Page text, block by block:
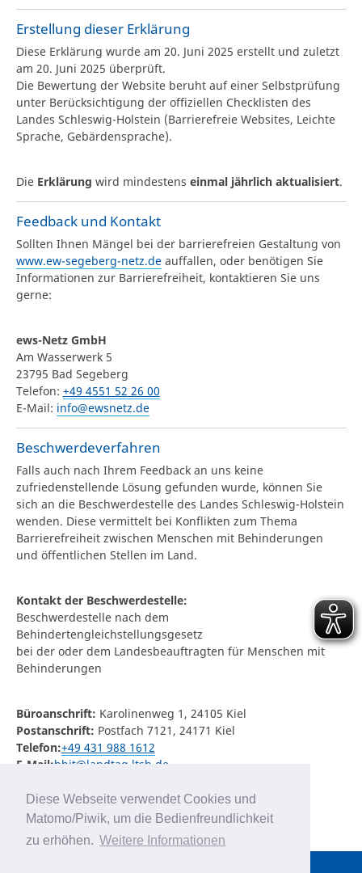
Diese Webseite verwendet Cookies und
Matomo/Piwik, um die Bedienfreundlichkeit
zu erhöhen. Weitere Informationen
Erstellung dieser Erklärung
Diese Erklärung wurde am 20. Juni 2025 erstellt und zuletzt
am 20. Juni 2025 überprüft.
Die Bewertung der Website beruht auf einer Selbstprüfung
unter Berücksichtigung der offiziellen Checklisten des
Landes Schleswig-Holstein (Barrierefreie Websites, Leichte
Sprache, Gebärdensprache).
Die Erklärung wird mindestens einmal jährlich aktualisiert.
Feedback und Kontakt
Sollten Ihnen Mängel bei der barrierefreien Gestaltung von
www.ew-segeberg-netz.deauffallen, oder benötigen Sie
Informationen zur Barrierefreiheit, kontaktieren Sie uns
gerne:
ews-Netz GmbH
Am Wasserwerk 5
23795 Bad Segeberg
Telefon: +49 4551 52 26 00
E-Mail: info@ewsnetz.de
Beschwerdeverfahren
Falls auch nach Ihrem Feedback an uns keine
zufriedenstellende Lösung gefunden wurde, können Sie
sich an die Beschwerdestelle des Landes Schleswig-Holstein
wenden. Diese vermittelt bei Konflikten zum Thema
Barrierefreiheit zwischen Menschen mit Behinderungen
und öffentlichen Stellen im Land.
Kontakt der Beschwerdestelle:
Beschwerdestelle nach dem
Behindertengleichstellungsgesetz
bei der oder dem Landesbeauftragten für Menschen mit
Behinderungen
Büroanschrift: Karolinenweg 1, 24105 Kiel
Postanschrift: Postfach 7121, 24171 Kiel
Telefon:+49 431 988 1612
E-Mail:bbit@landtag.ltsh.de
aufgaben/beschwerdestelle